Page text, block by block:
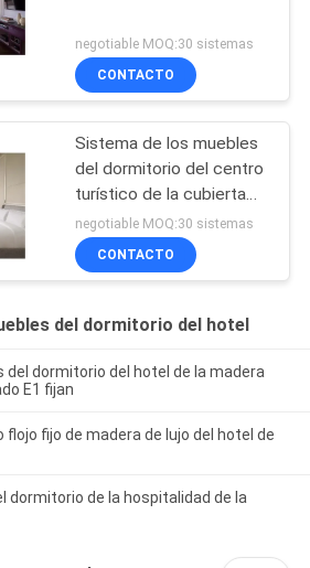
negotiable MOQ:30 sistemas
CONTACTO
Sistema de los muebles
del dormitorio del centro
turístico de la cubierta
de la madera
contrachapada
negotiable MOQ:30 sistemas
CONTACTO
del dormitorio del hotel
del dormitorio del hotel de la madera
E1 fijan
fijo de madera de lujo del hotel de
dormitorio de la hospitalidad de la